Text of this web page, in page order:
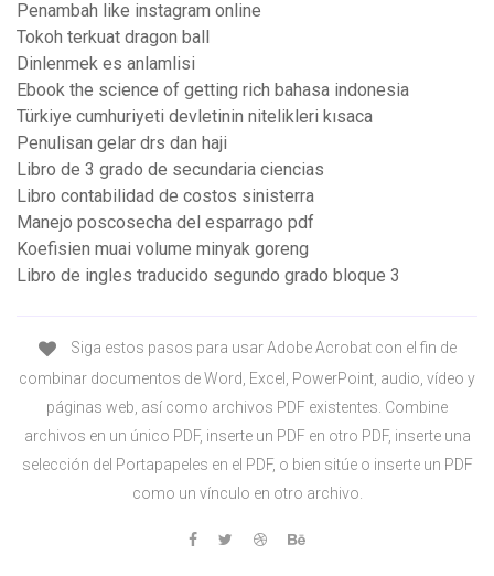
Penambah like instagram online
Tokoh terkuat dragon ball
Dinlenmek es anlamlisi
Ebook the science of getting rich bahasa indonesia
Türkiye cumhuriyeti devletinin nitelikleri kısaca
Penulisan gelar drs dan haji
Libro de 3 grado de secundaria ciencias
Libro contabilidad de costos sinisterra
Manejo poscosecha del esparrago pdf
Koefisien muai volume minyak goreng
Libro de ingles traducido segundo grado bloque 3
Siga estos pasos para usar Adobe Acrobat con el fin de
combinar documentos de Word, Excel, PowerPoint, audio, vídeo y
páginas web, así como archivos PDF existentes. Combine
archivos en un único PDF, inserte un PDF en otro PDF, inserte una
selección del Portapapeles en el PDF, o bien sitúe o inserte un PDF
como un vínculo en otro archivo.